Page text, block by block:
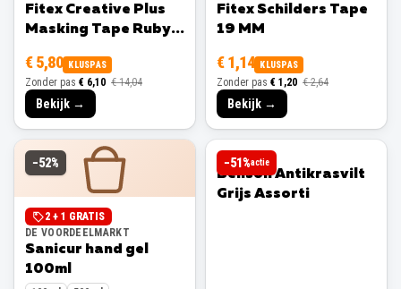
Fitex Creative Plus
Masking Tape Ruby
€ 5,80 KLUSPAS
Zonder pas € 6,10 € 14,04
Bekijk →
Fitex Schilders Tape
19 MM
€ 1,14 KLUSPAS
Zonder pas € 1,20 € 2,64
Bekijk →
−52%
2 + 1 GRATIS
DE VOORDEELMARKT
Sanicur hand gel
100ml
−51%actie
BENSON
Benson Antikrasvilt
Grijs Assorti